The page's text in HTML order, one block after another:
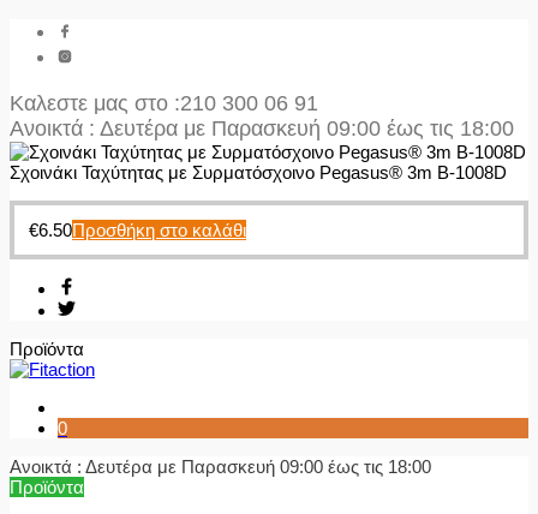
Καλεστε μας στο :210 300 06 91
Ανοικτά : Δευτέρα με Παρασκευή 09:00 έως τις 18:00
Σχοινάκι Ταχύτητας με Συρματόσχοινο Pegasus® 3m Β-1008D
€6.50Προσθήκη στο καλάθι
Προϊόντα
0
Ανοικτά : Δευτέρα με Παρασκευή 09:00 έως τις 18:00
Προϊόντα